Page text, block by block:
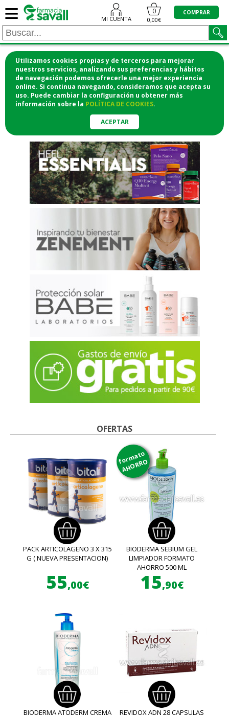
Utilizamos cookies propias y de terceros para mejorar
nuestros servicios, analizando sus preferencias y hábitos
de navegación podemos ofrecerle una mejor experiencia
online. Si continua navegando, consideramos que acepta su
uso. Puede cambiar la configuración u obtener más
información sobre la POLÍTICA DE COOKIES.
ACEPTAR
≡ MI CUENTA
0
0,00€
COMPRAR
¡COMPRA CÓMODAMENTE
DESDE CASA Y RECOGE EN LA
FARMACIA!o si lo prefieres te lo mandamos
a casa
OFERTAS
PACK ARTICOLAGENO 3 X 315
G ( NUEVA PRESENTACION)
55,00€
formato
AHORRO
BIODERMA SEBIUM GEL
LIMPIADOR FORMATO
AHORRO 500 ML
15,90€
BIODERMA ATODERM CREMA
REVIDOX ADN 28 CAPSULAS